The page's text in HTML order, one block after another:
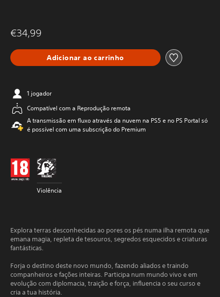
€34,99
Adicionar ao carrinho
1 jogador
Compatível com a Reprodução remota
A transmissão em fluxo através da nuvem na PS5 e no PS Portal só
é possível com uma subscrição do Premium
Violência
Explora terras desconhecidas ao pores os pés numa ilha remota que
emana magia, repleta de tesouros, segredos esquecidos e criaturas
fantásticas.
Forja o destino deste novo mundo, fazendo aliados e traindo
companheiros e fações inteiras. Participa num mundo vivo e em
evolução com diplomacia, traição e força, influencia o seu curso e
cria a tua história.